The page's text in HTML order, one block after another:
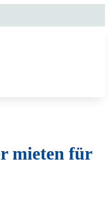
mieten für